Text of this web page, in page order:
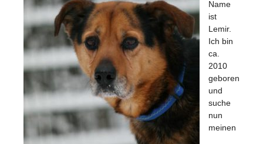
Name
ist
Lemir.
Ich bin
ca.
2010
geboren
und
suche
nun
meinen